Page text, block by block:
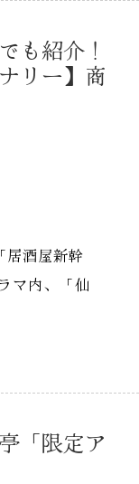
も紹介！
リー】商
居酒屋新幹
マ内、「仙
「限定ア